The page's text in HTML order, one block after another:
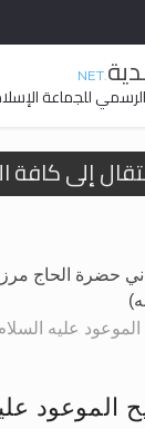
.NET
للجماعة
دلالات،
هذا المقال
حضرة الحاج
عليه
الموعود